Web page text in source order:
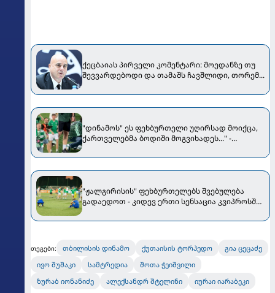
ქეცბაიას პირველი კომენტარი: მოედანზე თუ
შევვარდებოდი და თამაშს ჩავშლიდი, თორემ...
"დინამოს" ეს ფეხბურთელი უღირსად მოიქცა,
ქართველებმა ბოდიში მოგვიხადეს..." -
ავრცელებს
"ჟალგირისის" ფეხბურთელებს შვებულება
გადაედოთ - კიდევ ერთი სენსაცია კვიპროსში
თეგები: თბილისის დინამო ქუთაისის ტორპედო
გია ცეცაძე
ივო შუშაკი
სამტრედია
შოთა ჭეიშვილი
ზურაბ იონანიძე
ალექსანდრ შტელინი იურაი იარაბეკი